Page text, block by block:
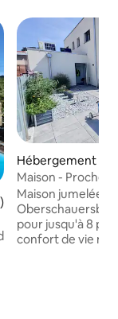
moyenne sur
Hébergement ⋅
Maison - Proche
Wels
Maison jumelée
Oberschauersberg
pour jusqu'à 8
confort de vie